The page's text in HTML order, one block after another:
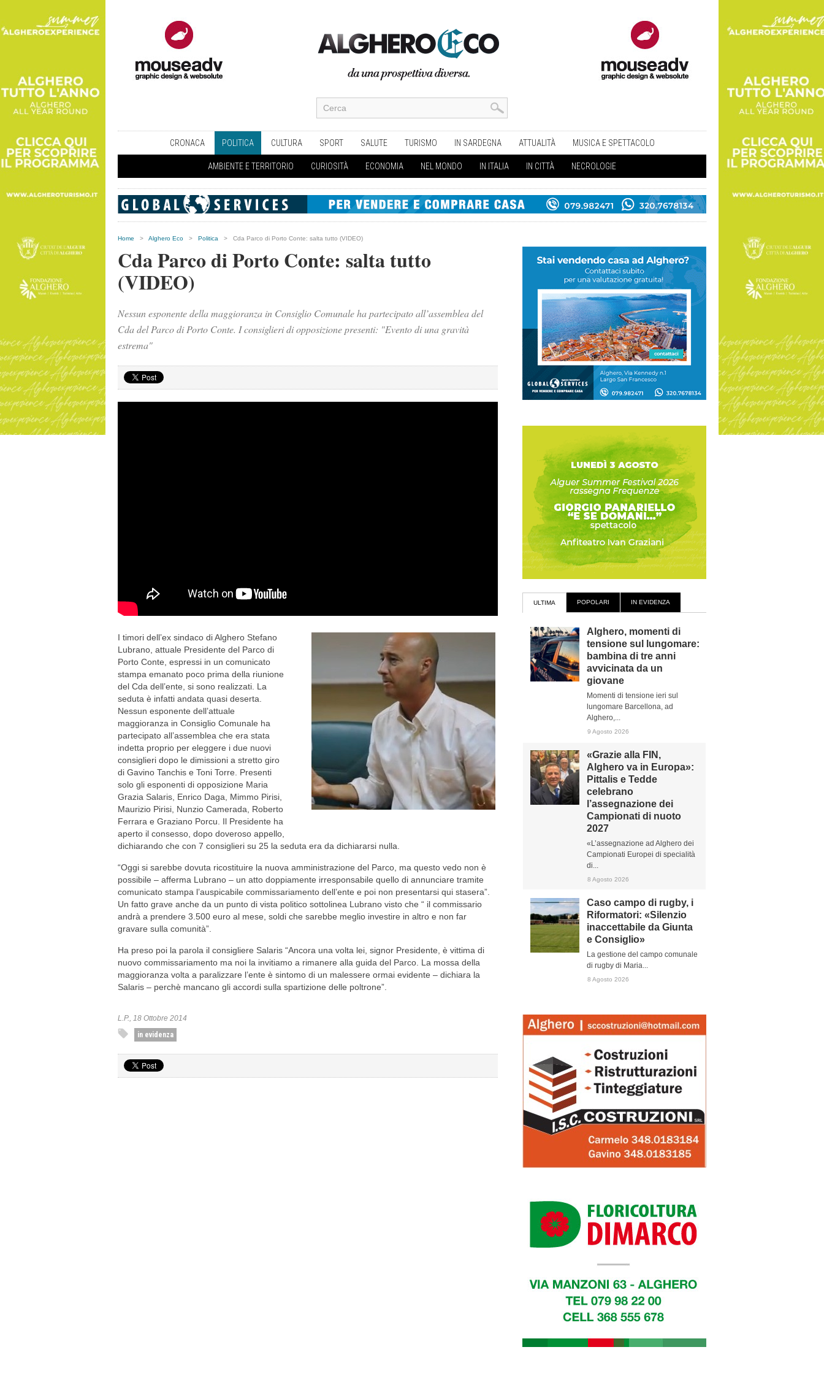
CRONACA POLITICA CULTURA SPORT SALUTE TURISMO IN SARDEGNA ATTUALITÀ MUSICA E SPETTACOLO
AMBIENTE E TERRITORIO CURIOSITÀ ECONOMIA NEL MONDO IN ITALIA IN CITTÀ NECROLOGIE
Home > Alghero Eco > Politica > Cda Parco di Porto Conte: salta tutto (VIDEO)
Cda Parco di Porto Conte: salta tutto
(VIDEO)
Nessun esponente della maggioranza in Consiglio Comunale ha partecipato all’assemblea del
Cda del Parco di Porto Conte. I consiglieri di opposizione presenti: "Evento di una gravità
estrema"
I timori dell’ex sindaco di Alghero Stefano
Lubrano, attuale Presidente del Parco di
Porto Conte, espressi in un comunicato
stampa emanato poco prima della riunione
del Cda dell’ente, si sono realizzati. La
seduta è infatti andata quasi deserta.
Nessun esponente dell’attuale
maggioranza in Consiglio Comunale ha
partecipato all’assemblea che era stata
indetta proprio per eleggere i due nuovi
consiglieri dopo le dimissioni a stretto giro
di Gavino Tanchis e Toni Torre. Presenti
solo gli esponenti di opposizione Maria
Grazia Salaris, Enrico Daga, Mimmo Pirisi,
Maurizio Pirisi, Nunzio Camerada, Roberto
Ferrara e Graziano Porcu. Il Presidente ha
aperto il consesso, dopo doveroso appello,
dichiarando che con 7 consiglieri su 25 la seduta era da dichiararsi nulla.
“Oggi si sarebbe dovuta ricostituire la nuova amministrazione del Parco, ma questo vedo non è
possibile – afferma Lubrano – un atto doppiamente irresponsabile quello di annunciare tramite
comunicato stampa l’auspicabile commissariamento dell’ente e poi non presentarsi qui stasera”.
Un fatto grave anche da un punto di vista politico sottolinea Lubrano visto che “ il commissario
andrà a prendere 3.500 euro al mese, soldi che sarebbe meglio investire in altro e non far
gravare sulla comunità”.
Ha preso poi la parola il consigliere Salaris “Ancora una volta lei, signor Presidente, è vittima di
nuovo commissariamento ma noi la invitiamo a rimanere alla guida del Parco. La mossa della
maggioranza volta a paralizzare l’ente è sintomo di un malessere ormai evidente – dichiara la
Salaris – perchè mancano gli accordi sulla spartizione delle poltrone”.
L.P., 18 Ottobre 2014
in evidenza
ULTIMA POPOLARI IN EVIDENZA
Alghero, momenti di
tensione sul lungomare:
bambina di tre anni
avvicinata da un
giovane
Momenti di tensione ieri sul
lungomare Barcellona, ad
Alghero,...
9 Agosto 2026
«Grazie alla FIN,
Alghero va in Europa»:
Pittalis e Tedde
celebrano
l’assegnazione dei
Campionati di nuoto
2027
«L’assegnazione ad Alghero dei
Campionati Europei di specialità
di...
8 Agosto 2026
Caso campo di rugby, i
Riformatori: «Silenzio
inaccettabile da Giunta
e Consiglio»
La gestione del campo comunale
di rugby di Maria...
8 Agosto 2026